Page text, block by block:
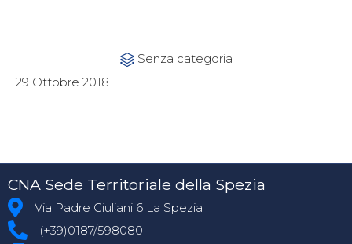
 Category
Senza categoria
29 Ottobre 2018
CNA Sede Territoriale della Spezia
Via Padre Giuliani 6 La Spezia
(+39)0187/598080